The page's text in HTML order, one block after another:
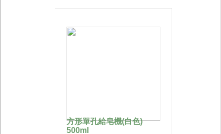
方形單孔給皂機(白色)
500ml